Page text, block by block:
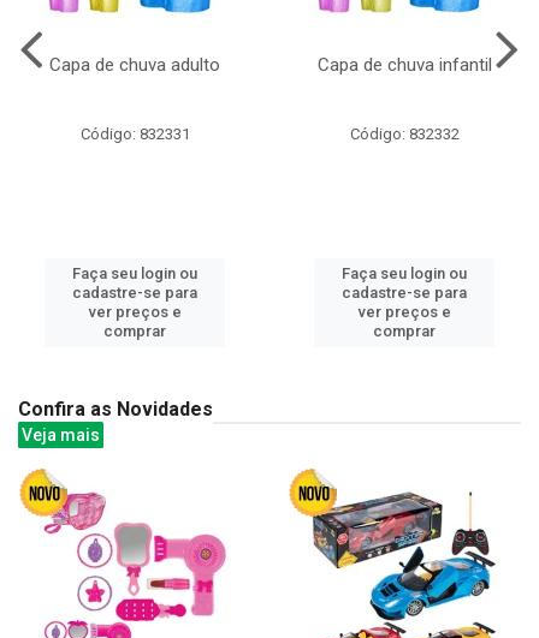
Capa de chuva adulto
Código: 832331
Faça seu login ou
cadastre-se para
ver preços e
comprar
Capa de chuva infantil
Código: 832332
Faça seu login ou
cadastre-se para
ver preços e
comprar
Confira as Novidades
Veja mais